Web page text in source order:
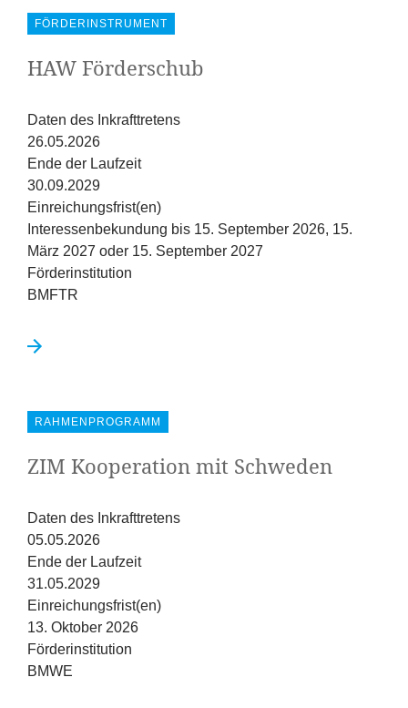
FÖRDERINSTRUMENT
HAW Förderschub
Daten des Inkrafttretens
26.05.2026
Ende der Laufzeit
30.09.2029
Einreichungsfrist(en)
Interessenbekundung bis 15. September 2026, 15.
März 2027 oder 15. September 2027
Förderinstitution
BMFTR
RAHMENPROGRAMM
ZIM Kooperation mit Schweden
Daten des Inkrafttretens
05.05.2026
Ende der Laufzeit
31.05.2029
Einreichungsfrist(en)
13. Oktober 2026
Förderinstitution
BMWE